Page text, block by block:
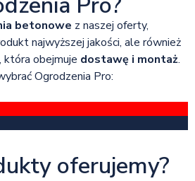
betonowe z naszej oferty,
najwyższej jakości, ale również
która obejmuje dostawę i montaż.
Ogrodzenia Pro:
oferujemy?